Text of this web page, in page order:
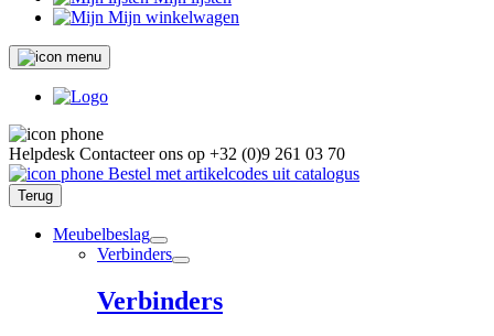
Mijn winkelwagen
Helpdesk Contacteer ons op +32 (0)9 261 03 70
Bestel met artikelcodes uit catalogus
Terug
Meubelbeslag
Verbinders
Verbinders